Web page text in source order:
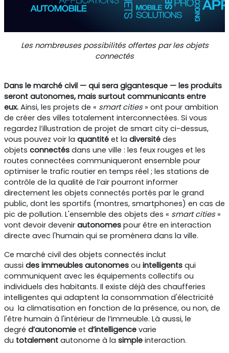
Les nombreuses possibilités offertes par les objets
connectés
Dans le marché civil — qui sera gigantesque — les produits
seront autonomes, mais surtout communicants entre
eux. Ainsi, les projets de « smart cities» ont pour ambition
de créer des villes totalement interconnectées. Si vous
regardez l’illustration de projet de smart city ci-dessus,
vous pouvez voir la quantité et la diversité des
objets connectés dans une ville : les feux rouges et les
routes connectées communiqueront ensemble pour
optimiser le trafic routier en temps réel ; les stations de
contrôle de la qualité de l’air pourront informer
directement les objets connectés portés par le grand
public, dont les sportifs (montres, smartphones) en cas de
pic de pollution. L'ensemble des objets des « smart cities»
vont devoir devenir autonomes pour être en interaction
directe avec l'humain qui se promènera dans la ville.
Ce marché civil des objets connectés inclut
aussi des immeubles autonomes ou intelligents qui
communiquent avec les équipements collectifs ou
individuels des habitants. Il existe déjà des chaufferies
intelligentes qui adaptent la consommation d'électricité
ou la climatisation en fonction de la présence, ou non, de
l'être humain à l'intérieur de l’immeuble. Là aussi, le
degré d’autonomie et d’intelligence varie
du totalement autonome à la simple interaction.